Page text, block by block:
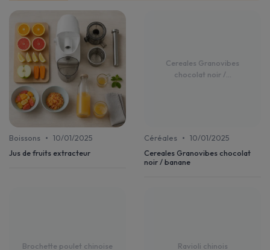
Boissons • 10/01/2025
Jus de fruits extracteur
Cereales Granovibes
chocolat noir /...
Céréales • 10/01/2025
Cereales Granovibes chocolat
noir / banane
Brochette poulet chinoise Ravioli chinois